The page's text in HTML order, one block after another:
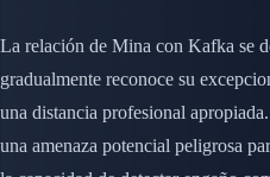
La relación de Mina con Kafka se
gradualmente reconoce su
una distancia profesional
una amenaza potencial peligrosa